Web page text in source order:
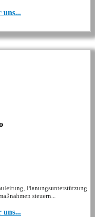
uns...
Planungsunterstützung
steuern...
uns...